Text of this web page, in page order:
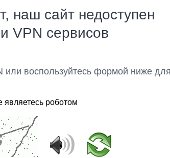
наш сайт недоступен
VPN сервисов
или воспользуйтесь формой ниже
являетесь роботом